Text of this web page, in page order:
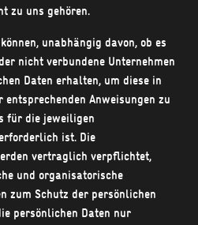
zu uns gehören.
unabhängig davon, ob es
nicht verbundene Unternehmen
Daten erhalten, um diese in
Anweisungen zu
für die jeweiligen
ist. Die
vertraglich verpflichtet,
und organisatorische
zum Schutz der persönlichen
persönlichen Daten nur